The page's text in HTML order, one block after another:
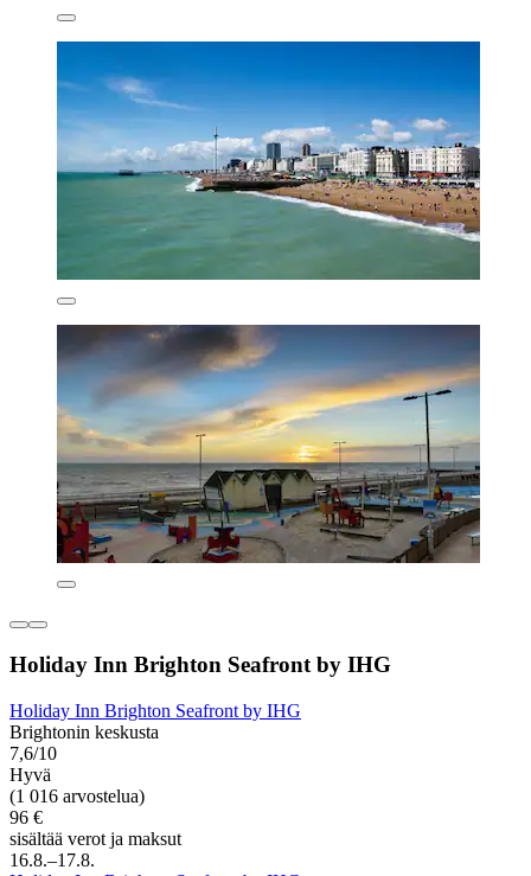
Holiday Inn Brighton Seafront by IHG
Holiday Inn Brighton Seafront by IHG
Brightonin keskusta
7,6/10
Hyvä
(1 016 arvostelua)
96 €
sisältää verot ja maksut
16.8.–17.8.